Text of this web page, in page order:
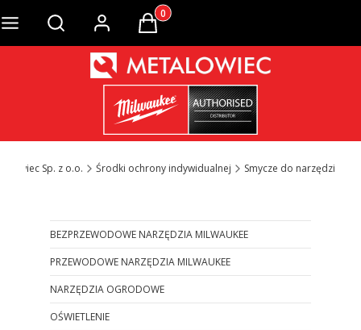
Otwórz wyszukiwarkęProdukty w koszyku: 0. Zobacz
Sp. z o.o. Środki ochrony indywidualnej Smycze do narzędzi
BEZPRZEWODOWE NARZĘDZIA MILWAUKEE
PRZEWODOWE NARZĘDZIA MILWAUKEE
NARZĘDZIA OGRODOWE
OŚWIETLENIE